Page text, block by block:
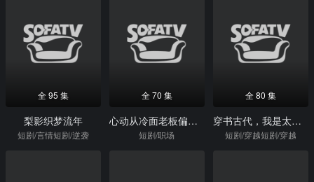
全 95 集
梨影织梦流年
短剧/言情短剧/逆袭
全 70 集
心动从冷面老板偏爱开始
短剧/职场
全 80 集
穿书古代，我是太子的纨绔小舅子
短剧/穿越短剧/穿越